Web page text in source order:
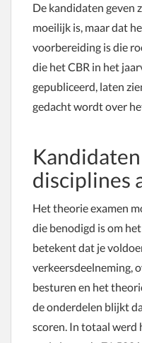
De kandidaten geven
moeilijk is, maar dat
voorbereiding is die
die het CBR in het
gepubliceerd, laten
gedacht wordt over
disciplines
Het theorie examen
die benodigd is om
betekent dat je
verkeersdeelneming,
besturen en het
de onderdelen blijkt
scoren. In totaal